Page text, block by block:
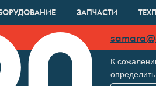
ЗАПЧАСТИ
К